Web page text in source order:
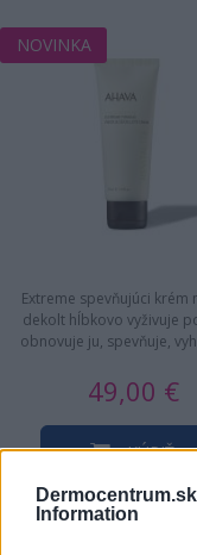
Information
NOVINKA
Extreme spevňujúci krém
dekolt hĺbkovo vyživuje
obnovuje ju, spevňuje,
49,00 €
KÚPIŤ